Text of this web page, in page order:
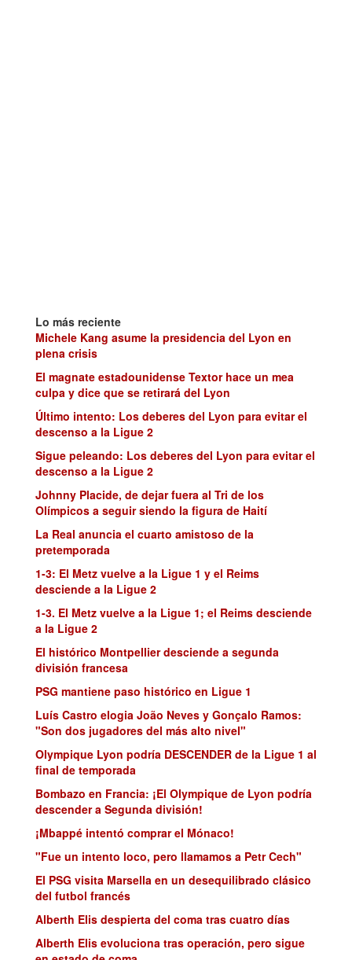
Lo más reciente
Michele Kang asume la presidencia del Lyon en
plena crisis
El magnate estadounidense Textor hace un mea
culpa y dice que se retirará del Lyon
Último intento: Los deberes del Lyon para evitar el
descenso a la Ligue 2
Sigue peleando: Los deberes del Lyon para evitar el
descenso a la Ligue 2
Johnny Placide, de dejar fuera al Tri de los
Olímpicos a seguir siendo la figura de Haití
La Real anuncia el cuarto amistoso de la
pretemporada
1-3: El Metz vuelve a la Ligue 1 y el Reims
desciende a la Ligue 2
1-3. El Metz vuelve a la Ligue 1; el Reims desciende
a la Ligue 2
El histórico Montpellier desciende a segunda
división francesa
PSG mantiene paso histórico en Ligue 1
Luís Castro elogia João Neves y Gonçalo Ramos:
"Son dos jugadores del más alto nivel"
Olympique Lyon podría DESCENDER de la Ligue 1 al
final de temporada
Bombazo en Francia: ¡El Olympique de Lyon podría
descender a Segunda división!
¡Mbappé intentó comprar el Mónaco!
"Fue un intento loco, pero llamamos a Petr Cech"
El PSG visita Marsella en un desequilibrado clásico
del futbol francés
Alberth Elis despierta del coma tras cuatro días
Alberth Elis evoluciona tras operación, pero sigue